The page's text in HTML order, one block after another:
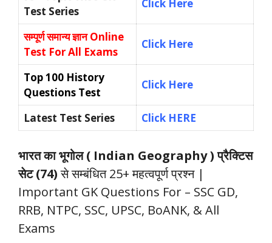
Test Series
Click Here
सम्पूर्ण समान्य ज्ञानOnline
Test For All Exams
Click Here
Top 100 History
Questions Test
Click Here
Latest Test Series Click HERE
भारत का भूगोल ( Indian Geography ) प्रैक्टिस
सेट (74)से सम्बंधित 25+ महत्वपूर्ण प्रश्न |
Important GK Questions For – SSC GD,
RRB, NTPC, SSC, UPSC, BoANK, & All
Exams